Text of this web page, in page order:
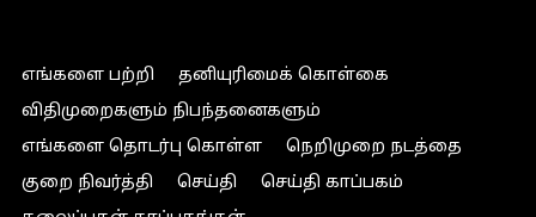
எங்களை பற்றி
தனியுரிமைக் கொள்கை
விதிமுறைகளும் நிபந்தனைகளும்
எங்களை தொடர்பு கொள்ள
நெறிமுறை நடத்தை
குறை நிவர்த்தி
செய்தி
செய்தி காப்பகம்